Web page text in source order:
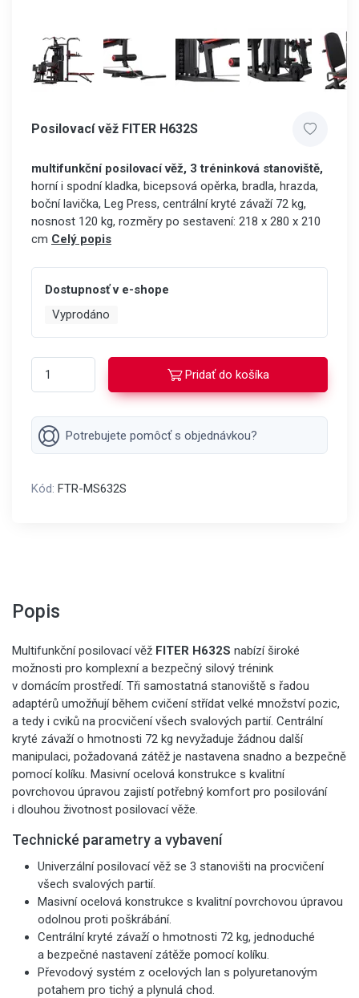
Posilovací věž FITER H632S
multifunkční posilovací věž, 3 tréninková stanoviště,
horní i spodní kladka, bicepsová opěrka, bradla, hrazda,
boční lavička, Leg Press, centrální kryté závaží 72 kg,
nosnost 120 kg, rozměry po sestavení: 218 x 280 x 210
cm Celý popis
Dostupnosť v e-shope
Vyprodáno
Pridať do košíka
Potrebujete pomôcť s objednávkou?
Kód: FTR-MS632S
Popis
Multifunkční posilovací věž FITER H632S nabízí široké
možnosti pro komplexní a bezpečný silový trénink
v domácím prostředí. Tři samostatná stanoviště s řadou
adaptérů umožňují během cvičení střídat velké množství pozic,
a tedy i cviků na procvičení všech svalových partií. Centrální
kryté závaží o hmotnosti 72 kg nevyžaduje žádnou další
manipulaci, požadovaná zátěž je nastavena snadno a bezpečně
pomocí kolíku. Masivní ocelová konstrukce s kvalitní
povrchovou úpravou zajistí potřebný komfort pro posilování
i dlouhou životnost posilovací věže.
Technické parametry a vybavení
Univerzální posilovací věž se 3 stanovišti na procvičení
všech svalových partií.
Masivní ocelová konstrukce s kvalitní povrchovou úpravou
odolnou proti poškrábání.
Centrální kryté závaží o hmotnosti 72 kg, jednoduché
a bezpečné nastavení zátěže pomocí kolíku.
Převodový systém z ocelových lan s polyuretanovým
potahem pro tichý a plynulá chod.